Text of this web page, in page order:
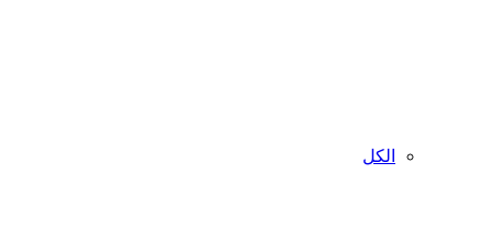
الكل